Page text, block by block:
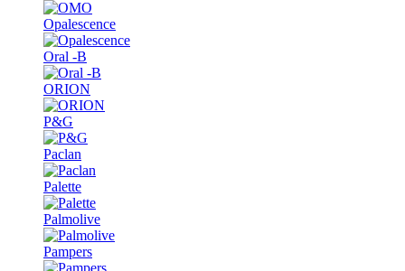
Opalescence
Oral -B
ORION
P&G
Paclan
Palette
Palmolive
Pampers